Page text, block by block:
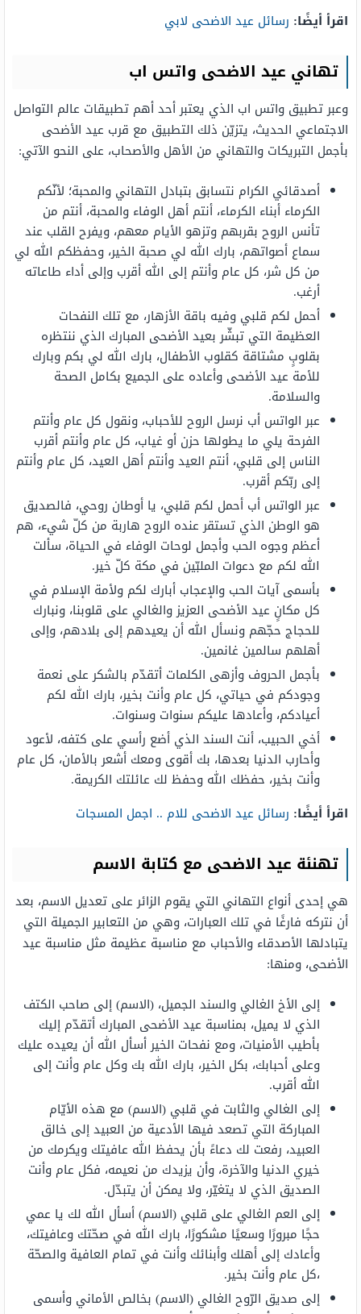
اقرأ أيضًا: رسائل عيد الاضحى لابي
تهاني عيد الاضحى واتس اب
وعبر تطبيق واتس اب الذي يعتبر أحد أهم تطبيقات عالم التواصل
الاجتماعي الحديث، يتزيّن ذلك التطبيق مع قرب عيد الأضحى
بأجمل التبريكات والتهاني من الأهل والأصحاب، على النحو الآتي:
أصدقائي الكرام نتسابق بتبادل التهاني والمحبة؛ لأنّكم
الكرماء أبناء الكرماء، أنتم أهل الوفاء والمحبة، أنتم من
تأنس الروح بقربهم وتزهو الأيام معهم، ويفرح القلب عند
سماع أصواتهم، بارك الله لي صحبة الخير، وحفظكم الله لي
من كل شر، كل عام وأنتم إلى الله أقرب وإلى أداء طاعاته
أرغب.
أحمل لكم قلبي وفيه باقة الأزهار، مع تلك النفحات
العظيمة التي تبشّر بعيد الأضحى المبارك الذي ننتظره
بقلوبٍ مشتاقة كقلوب الأطفال، بارك الله لي بكم وبارك
للأمة عيد الأضحى وأعاده على الجميع بكامل الصحة
والسلامة.
عبر الواتس أب نرسل الروح للأحباب، ونقول كل عام وأنتم
الفرحة يلي ما يطولها حزن أو غياب، كل عام وأنتم أقرب
الناس إلى قلبي، أنتم العيد وأنتم أهل العيد، كل عام وأنتم
إلى ربّكم أقرب.
عبر الواتس أب أحمل لكم قلبي، يا أوطان روحي، فالصديق
هو الوطن الذي تستقر عنده الروح هاربة من كلّ شيء، هم
أعظم وجوه الحب وأجمل لوحات الوفاء في الحياة، سألت
الله لكم مع دعوات الملبّين في مكة كلّ خير.
بأسمى آيات الحب والإعجاب أبارك لكم ولأمة الإسلام في
كل مكانٍ عيد الأضحى العزيز والغالي على قلوبنا، ونبارك
للحجاج حجّهم ونسأل الله أن يعيدهم إلى بلادهم، وإلى
أهلهم سالمين غانمين.
بأجمل الحروف وأزهى الكلمات أتقدّم بالشكر على نعمة
وجودكم في حياتي، كل عام وأنت بخير، بارك الله لكم
أعيادكم، وأعادها عليكم سنوات وسنوات.
أخي الحبيب، أنت السند الذي أضع رأسي على كتفه، لأعود
وأحارب الدنيا بعدها، بك أقوى ومعك أشعر بالأمان، كل عام
وأنت بخير، حفظك الله وحفظ لك عائلتك الكريمة.
اقرأ أيضًا: رسائل عيد الاضحى للام .. اجمل المسجات
تهنئة عيد الاضحى مع كتابة الاسم
هي إحدى أنواع التهاني التي يقوم الزائر على تعديل الاسم، بعد
أن نتركه فارغًا في تلك العبارات، وهي من التعابير الجميلة التي
يتبادلها الأصدقاء والأحباب مع مناسبة عظيمة مثل مناسبة عيد
الأضحى، ومنها:
إلى الأخ الغالي والسند الجميل، (الاسم) إلى صاحب الكتف
الذي لا يميل، بمناسبة عيد الأضحى المبارك أتقدّم إليك
بأطيب الأمنيات، ومع نفحات الخير أسأل الله أن يعيده عليك
وعلى أحبابك، بكل الخير، بارك الله بك وكل عام وأنت إلى
الله أقرب.
إلى الغالي والثابت في قلبي (الاسم) مع هذه الأيّام
المباركة التي تصعد فيها الأدعية من العبيد إلى خالق
العبيد، رفعت لك دعاءً بأن يحفظ الله عافيتك ويكرمك من
خيري الدنيا والآخرة، وأن يزيدك من نعيمه، فكل عام وأنت
الصديق الذي لا يتغيّر، ولا يمكن أن يتبدّل.
إلى العم الغالي على قلبي (الاسم) أسأل الله لك يا عمي
حجًا مبرورًا وسعيًا مشكورًا، بارك الله في صحّتك وعافيتك،
وأعادك إلى أهلك وأبنائك وأنت في تمام العافية والصحّة
،كل عام وأنت بخير.
إلى صديق الرّوح الغالي (الاسم) بخالص الأماني وأسمى